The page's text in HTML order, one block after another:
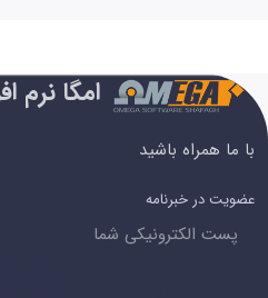
امگا نرم
با ما همراه باشید
عضویت در خبرنامه